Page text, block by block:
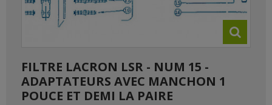
FILTRE LACRON LSR - NUM 15 -
ADAPTATEURS AVEC MANCHON 1
POUCE ET DEMI LA PAIRE